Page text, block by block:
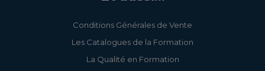
Conditions Générales de Vente
Les Catalogues de la Formation
La Qualité en Formation